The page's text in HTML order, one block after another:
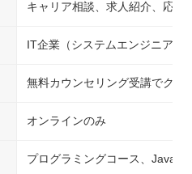
キャリア相談、求人紹介、応募
IT企業（システムエンジニア／
無料カウンセリング受講でクー
オンラインのみ
プログラミングコース、Java